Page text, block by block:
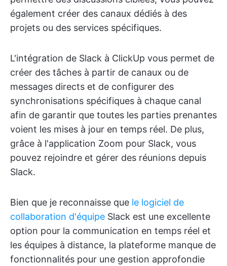
également créer des canaux dédiés à des
projets ou des services spécifiques.
L'intégration de Slack à ClickUp vous permet de
créer des tâches à partir de canaux ou de
messages directs et de configurer des
synchronisations spécifiques à chaque canal
afin de garantir que toutes les parties prenantes
voient les mises à jour en temps réel. De plus,
grâce à l'application Zoom pour Slack, vous
pouvez rejoindre et gérer des réunions depuis
Slack.
Bien que je reconnaisse que le logiciel de
collaboration d'équipe Slack est une excellente
option pour la communication en temps réel et
les équipes à distance, la plateforme manque de
fonctionnalités pour une gestion approfondie